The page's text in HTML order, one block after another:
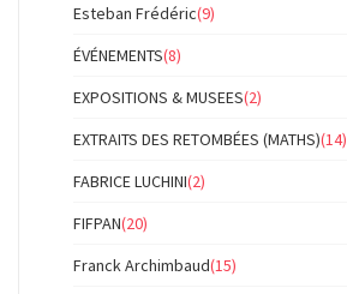
Esteban Frédéric(9)
ÉVÉNEMENTS(8)
EXPOSITIONS & MUSEES(2)
EXTRAITS DES RETOMBÉES (MATHS)(14)
FABRICE LUCHINI(2)
FIFPAN(20)
Franck Archimbaud(15)